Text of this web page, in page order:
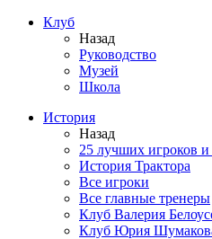
Клуб
Назад
Руководство
Музей
Школа
История
Назад
25 лучших игроков и
История Трактора
Все игроки
Все главные тренеры
Клуб Валерия
Клуб Юрия